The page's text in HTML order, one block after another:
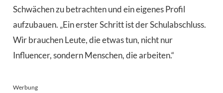
Schwächen zu betrachten und ein eigenes Profil
aufzubauen. „Ein erster Schritt ist der Schulabschluss.
Wir brauchen Leute, die etwas tun, nicht nur
Influencer, sondern Menschen, die arbeiten.“
Werbung